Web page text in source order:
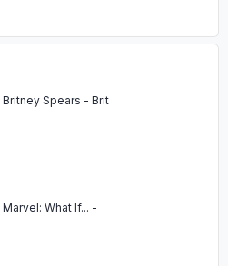
Spears - Brit
What If... -